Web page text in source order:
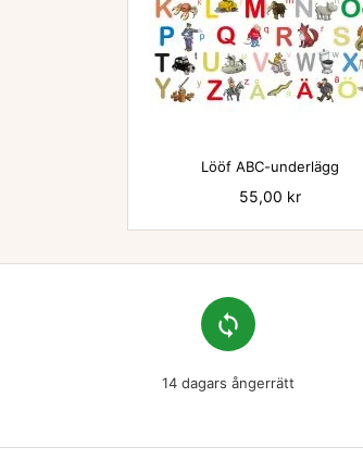

Lööf ABC-underlägg
Pris
55,00 kr
loop
14 dagars ångerrätt